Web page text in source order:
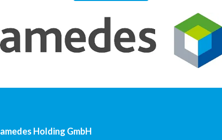
aus dem Unternehmen. Sie können das Magazin auf
www.amedes-group.com abonnieren.
amedes Holding GmbH